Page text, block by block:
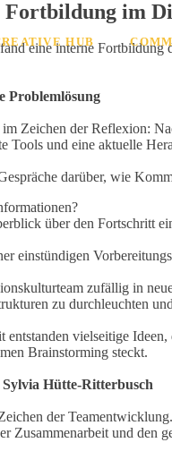
HUB
im
eine interne
Problemlösung
Zeichen der Reflexion:
Tools und eine aktuelle
darüber, wie
über den Fortschritt
einstündigen
zufällig in
zu durchleuchten
entstanden vielseitige
Brainstorming steckt.
Hütte-Ritterbusch
der
Zusammenarbeit und den